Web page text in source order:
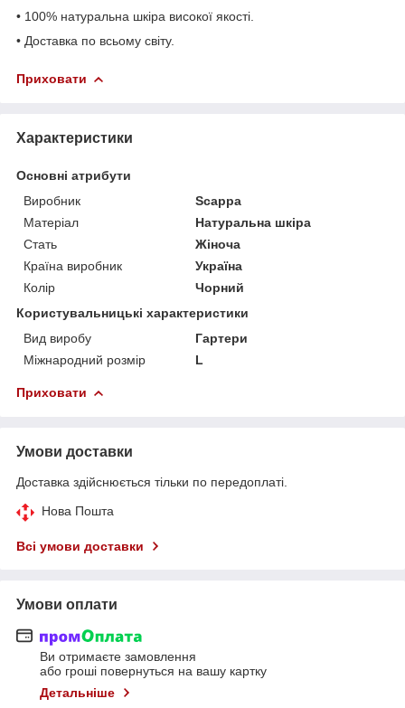
• 100% натуральна шкіра високої якості.
• Доставка по всьому світу.
Приховати
Характеристики
Основні атрибути
Виробник
Scappa
Матеріал
Натуральна шкіра
Стать
Жіноча
Країна виробник
Україна
Колір
Чорний
Користувальницькі характеристики
Вид виробу
Гартери
Міжнародний розмір
L
Приховати
Умови доставки
Доставка здійснюється тільки по передоплаті.
Нова Пошта
Всі умови доставки
Умови оплати
Ви отримаєте замовлення
або гроші повернуться на вашу картку
Детальніше